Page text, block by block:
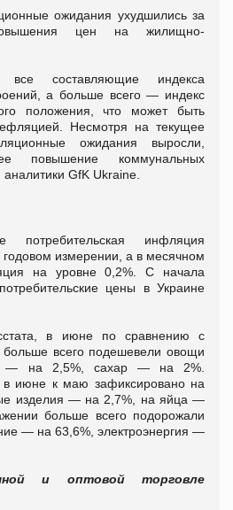
ожидания ухудшились за
цен на жилищно-
составляющие индекса
а больше всего — индекс
положения, что может быть
Несмотря на текущее
ожидания выросли,
повышение коммунальных
GfK Ukraine.
инфляция
измерении, а в месячном
на уровне 0,2%. С начала
цены в Украине
в июне по сравнению с
всего подешевели овощи
на 2,5%, сахар — на 2%.
июне к маю зафиксировано на
изделия — на 2,7%, на яйца —
больше всего подорожали
— на 63,6%, электроэнергия —
и оптовой торговле